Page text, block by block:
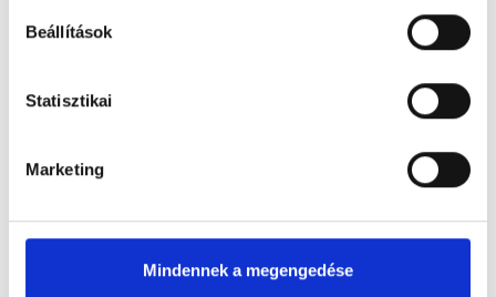
Beállítások
Statisztikai
Marketing
Mindennek a megengedése
Válassz szakterületet